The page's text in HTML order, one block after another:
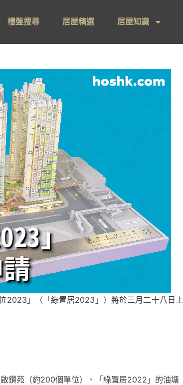
樓盤搜尋 居屋精選 居屋知識
2023」（「綠置居2023」）將於三月二十八日上
鑽苑（約200個單位）、「綠置居2022」的油塘